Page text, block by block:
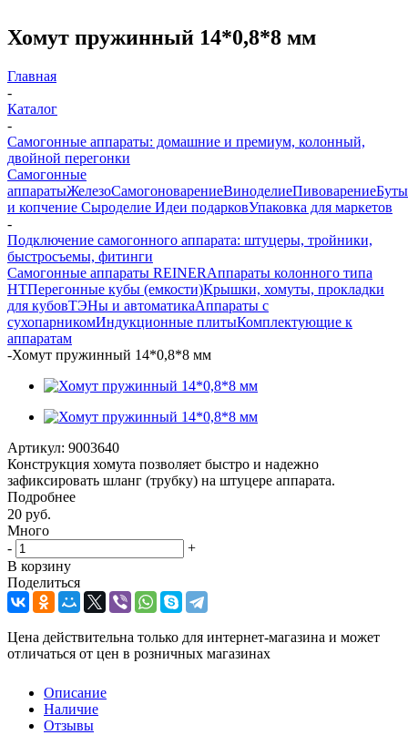
Хомут пружинный 14*0,8*8 мм
Главная
-
Каталог
-
Самогонные аппараты: домашние и премиум, колонный,
двойной перегонки
Самогонные
аппаратыЖелезоСамогоноварениеВиноделиеПивоварение
и копчение Сыроделие Идеи подарковУпаковка для маркетов
-
Подключение самогонного аппарата: штуцеры, тройники,
быстросъемы, фитинги
Самогонные аппараты REINERАппараты колонного типа
НТПерегонные кубы (емкости)Крышки, хомуты, прокладки
для кубовТЭНы и автоматикаАппараты с
сухопарникомИндукционные плитыКомплектующие к
аппаратам
-Хомут пружинный 14*0,8*8 мм
Артикул: 9003640
Конструкция хомута позволяет быстро и надежно
зафиксировать шланг (трубку) на штуцере аппарата.
Подробнее
20 руб.
Много
-
+
В корзину
Поделиться
Цена действительна только для интернет-магазина и может
отличаться от цен в розничных магазинах
Описание
Наличие
Отзывы